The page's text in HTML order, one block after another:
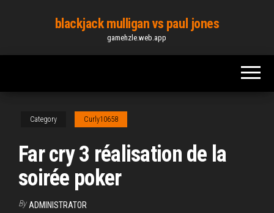
content
blackjack mulligan vs paul jones
gamehzle.web.app
Category Curly10658
Far cry 3 réalisation de la
soirée poker
By ADMINISTRATOR